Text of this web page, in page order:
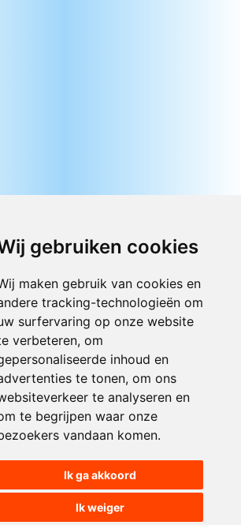
gebruiken cookies
maken gebruik van cookies en
tracking-technologieën om
surfervaring op onze website
verbeteren, om
inhoud en
te tonen, om ons
te analyseren en
te begrijpen waar onze
vandaan komen.
Ik ga akkoord
Ik weiger